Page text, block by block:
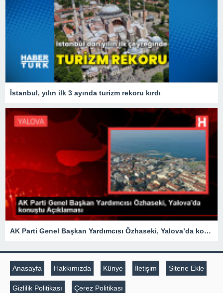
İstanbul, yılın ilk 3 ayında turizm rekoru kırdı
AK Parti Genel Başkan Yardımcısı Özhaseki, Yalova’da konuştu Açıklaması
Anasayfa Hakkımızda Künye İletişim Sitene Ekle
Gizlilik Politikası Çerez Politikası